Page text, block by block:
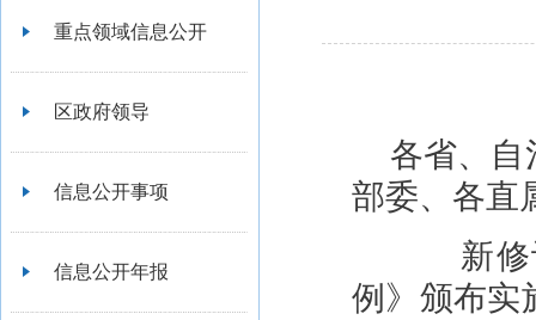
重点领域信息公开
区政府领导
信息公开事项
信息公开年报
各省、自
部委、各直
新修订
例》颁布实